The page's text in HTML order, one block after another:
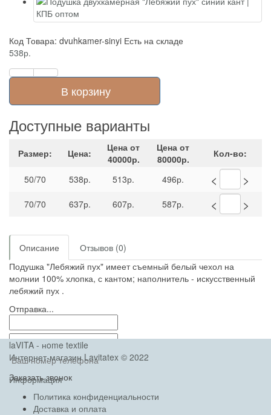
Код Товара: dvuhkamer-sinyi Есть на складе
538р.
В корзину
Доступные варианты
Размер: Цена:
Цена от
40000р.
Цена от
80000р.
Кол-во:
50/70 538р. 513р. 496р. < >
70/70 637р. 607р. 587р. < >
Описание
Отзывов (0)
Подушка "Лебяжий пух" имеет съемный белый чехол на
молнии 100% хлопка, с кантом; наполнитель - искусственный
лебяжий пух .
Отправка...
Заказать звонок
laVITA - нome textile
Интернет-магазин Lavitatex © 2022
Информация
Политика конфиденциальности
Доставка и оплата